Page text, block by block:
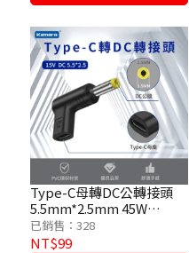
Type-C母轉DC公轉接頭
5.5mm*2.5mm 45W
/15V/3A
已銷售：328
NT$99